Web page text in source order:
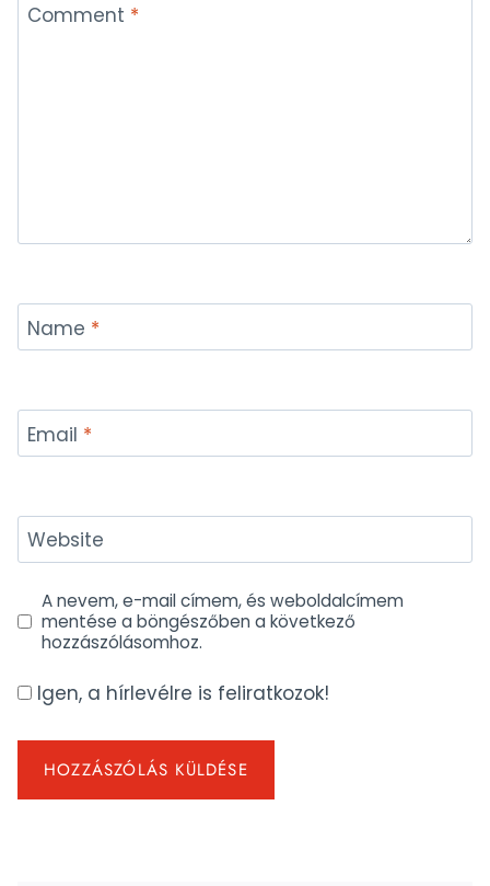
Comment *
Name *
Email *
Website
A nevem, e-mail címem, és weboldalcímem
mentése a böngészőben a következő
hozzászólásomhoz.
Igen, a hírlevélre is feliratkozok!